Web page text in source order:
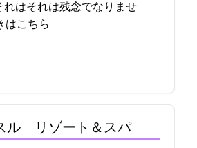
れはそれは残念でなりませ
はこちら
ル リゾート＆スパ